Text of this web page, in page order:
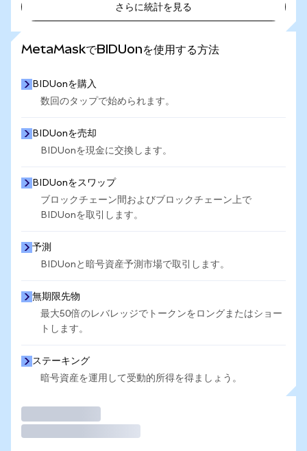
さらに統計を見る
MetaMaskでBIDUonを使用する方法
BIDUonを購入
数回のタップで始められます。
BIDUonを売却
BIDUonを現金に交換します。
BIDUonをスワップ
ブロックチェーン間およびブロックチェーン上で
BIDUonを取引します。
予測
BIDUonと暗号資産予測市場で取引します。
無期限先物
最大50倍のレバレッジでトークンをロングまたはショー
トします。
ステーキング
暗号資産を運用して受動的所得を得ましょう。